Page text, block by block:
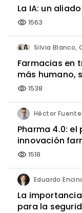
La IA: un
visibility 1563
Farmacias en
más humano,
visibility 1538
Pharma 4.0:
innovación
visibility 1518
La
para la